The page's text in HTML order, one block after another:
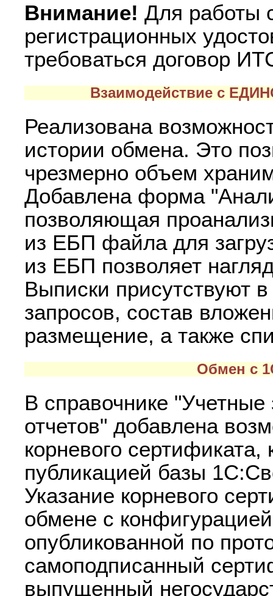
Внимание! Для работы
регистрационных
требоваться договор
Взаимодействие с
Реализована
истории обмена. Это
чрезмерно объем
Добавлена форма
позволяющая
из ЕБП файла для
из ЕБП позволяет
Выписки присутствуют
запросов, состав
размещение, а также
Обмен с
В справочнике
отчетов" добавлена
корневого
публикацией базы
Указание корневого
обмене с
опубликованной по
самоподписанный
выпущенный